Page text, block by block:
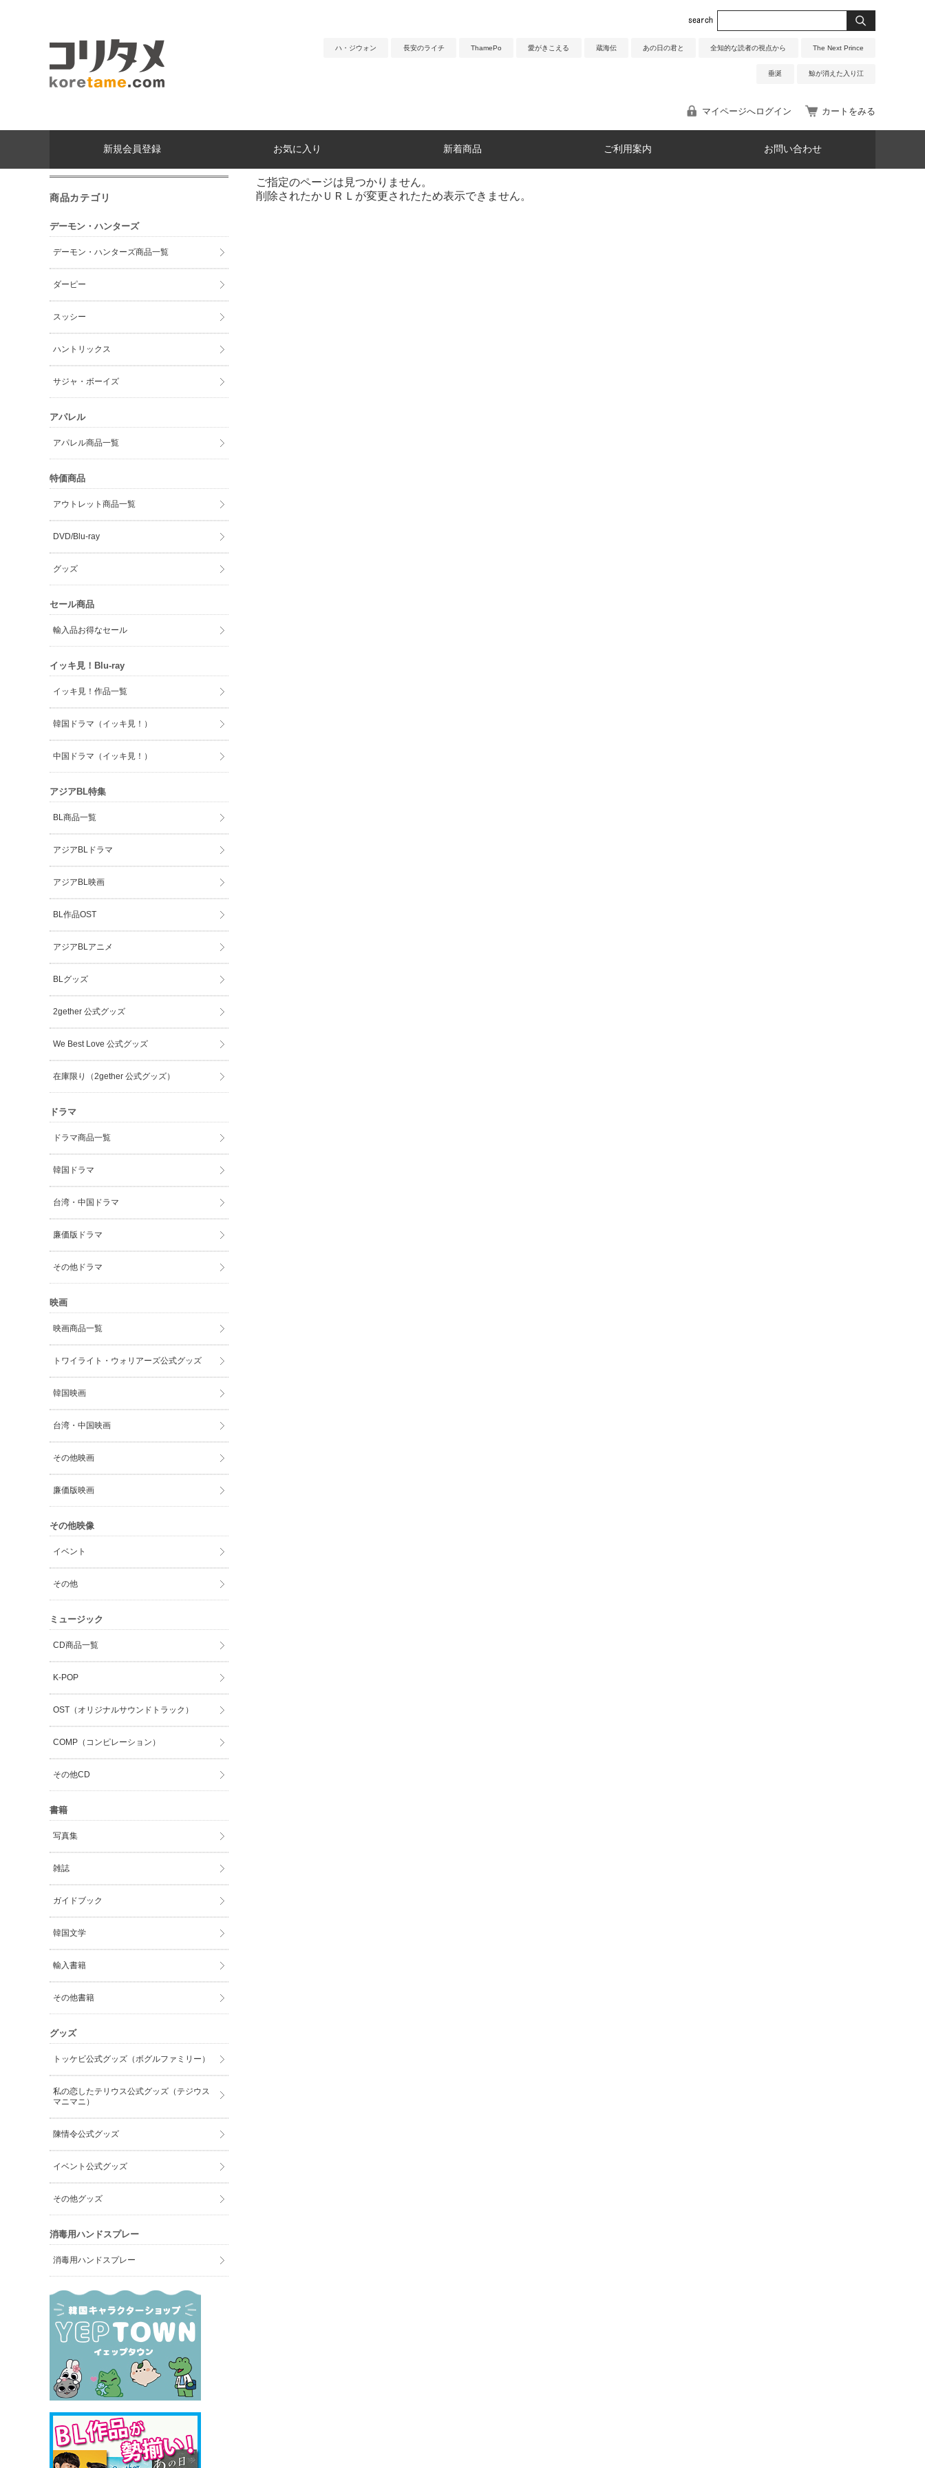
ハ・ジウォン 長安のライチ ThamePo 愛がきこえる 蔵海伝 あの日の君と 全知的な読者の視点から The Next Prince
垂涎 鯨が消えた入り江
マイページへログイン カートをみる
新規会員登録 お気に入り 新着商品 ご利用案内 お問い合わせ
ご指定のページは見つかりません。
削除されたかＵＲＬが変更されたため表示できません。
商品カテゴリ
デーモン・ハンターズ
デーモン・ハンターズ商品一覧
ダーピー
スッシー
ハントリックス
サジャ・ボーイズ
アパレル
アパレル商品一覧
特価商品
アウトレット商品一覧
DVD/Blu-ray
グッズ
セール商品
輸入品お得なセール
イッキ見！Blu-ray
イッキ見！作品一覧
韓国ドラマ（イッキ見！）
中国ドラマ（イッキ見！）
アジアBL特集
BL商品一覧
アジアBLドラマ
アジアBL映画
BL作品OST
アジアBLアニメ
BLグッズ
2gether 公式グッズ
We Best Love 公式グッズ
在庫限り（2gether 公式グッズ）
ドラマ
ドラマ商品一覧
韓国ドラマ
台湾・中国ドラマ
廉価版ドラマ
その他ドラマ
映画
映画商品一覧
トワイライト・ウォリアーズ公式グッズ
韓国映画
台湾・中国映画
その他映画
廉価版映画
その他映像
イベント
その他
ミュージック
CD商品一覧
K-POP
OST（オリジナルサウンドトラック）
COMP（コンピレーション）
その他CD
書籍
写真集
雑誌
ガイドブック
韓国文学
輸入書籍
その他書籍
グッズ
トッケビ公式グッズ（ボグルファミリー）
私の恋したテリウス公式グッズ（テジウス
マニマニ）
陳情令公式グッズ
イベント公式グッズ
その他グッズ
消毒用ハンドスプレー
消毒用ハンドスプレー